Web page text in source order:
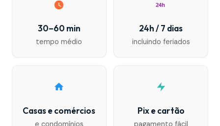
30–60 min
tempo médio
24h
24h / 7 dias
incluindo feriados
Casas e comércios
e condomínios
Pix e cartão
pagamento fácil